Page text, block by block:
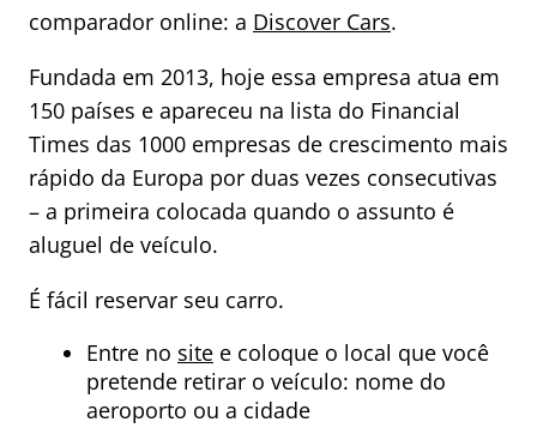
comparador online: a Discover Cars.
Fundada em 2013, hoje essa empresa atua em
150 países e apareceu na lista do Financial
Times das 1000 empresas de crescimento mais
rápido da Europa por duas vezes consecutivas
– a primeira colocada quando o assunto é
aluguel de veículo.
É fácil reservar seu carro.
Entre no site e coloque o local que você
pretende retirar o veículo: nome do
aeroporto ou a cidade